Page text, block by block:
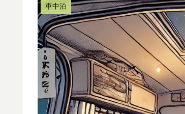
車中泊